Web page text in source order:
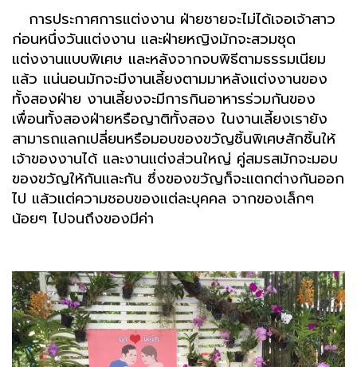
การประกาศการแต่งงาน ฝ่ายชายจะไม่ได้เจอเจ้าสาว
ก่อนหนึ่งวันแต่งงาน และฝ่ายหญิงมักจะสวมชุด
แต่งงานแบบพิเศษ และหลังจากจบพิธีตามธรรมเนียม
แล้ว แน่นอนมักจะมีงานเลี้ยงตามมาหลังแต่งงานของ
ทั้งสองฝ่าย งานเลี้ยงจะมีการกินอาหารร่วมกันของ
เพื่อนทั้งสองฝ่ายหรือญาติทั้งสอง ในงานเลี้ยงเรายัง
สามารถแลกเปลี่ยนหรือมอบของขวัญชิ้นพิเศษสักชิ้นให้
เจ้าของงานได้ และงานแต่งส่วนใหญ่ คู่สมรสมักจะมอบ
ของขวัญให้กันและกัน ซึ่งของขวัญก็จะแตกต่างกันออก
ไป แล้วแต่ความชอบของแต่ละบุคคล จากของเล็กๆ
น้อยๆ ไปจนถึงของมีค่า